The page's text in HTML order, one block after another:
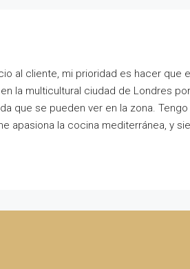
al cliente, mi prioridad es hacer
la multicultural ciudad de Londres
que se pueden ver en la zona.
apasiona la cocina mediterránea, y